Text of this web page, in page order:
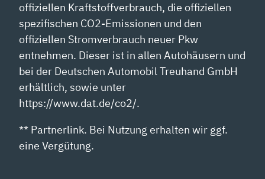
offiziellen Kraftstoffverbrauch, die offiziellen
spezifischen CO2-Emissionen und den
offiziellen Stromverbrauch neuer Pkw
entnehmen. Dieser ist in allen Autohäusern und
bei der Deutschen Automobil Treuhand GmbH
erhältlich, sowie unter
https://www.dat.de/co2/.
** Partnerlink. Bei Nutzung erhalten wir ggf.
eine Vergütung.